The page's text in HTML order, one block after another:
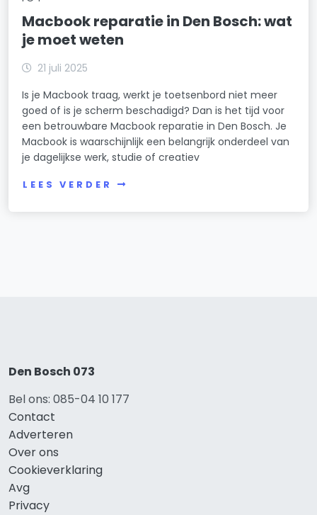
Macbook reparatie in Den Bosch: wat
je moet weten
21 juli 2025
Is je Macbook traag, werkt je toetsenbord niet meer
goed of is je scherm beschadigd? Dan is het tijd voor
een betrouwbare Macbook reparatie in Den Bosch. Je
Macbook is waarschijnlijk een belangrijk onderdeel van
je dagelijkse werk, studie of creatiev
LEES VERDER
Den Bosch 073
Bel ons: 085-04 10 177
Contact
Adverteren
Over ons
Cookieverklaring
Avg
Privacy